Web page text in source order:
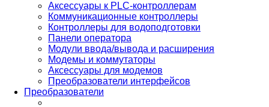
Аксессуары к PLC-контроллерам
Коммуникационные контроллеры
Контроллеры для водоподготовки
Панели оператора
Модули ввода/вывода и расширения
Модемы и коммутаторы
Аксессуары для модемов
Преобразователи интерфейсов
Преобразователи